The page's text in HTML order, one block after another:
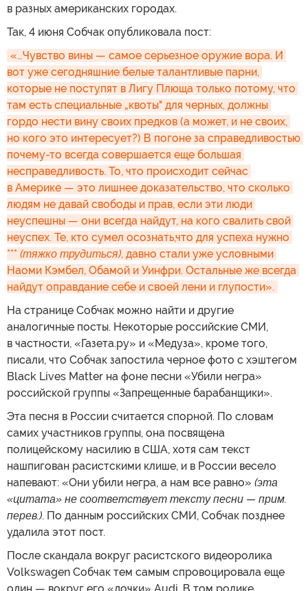
в разных американских городах.
Так, 4 июня Собчак опубликовала пост:
«…Чувство вины — самое серьезное оружие вора. И
вот уже сегодняшние белые талантливые парни,
которые не поступят в Лигу Плюща только потому, что
там есть специальные „квоты" для черных, должны
гордо нести вину своих предков (а может, и не своих,
но кого это интересует?) В погоне за справедливостью
почему-то всегда совершается еще большая
несправедливость. То, что происходит сейчас
в Америке — это лишнее доказательство, что сколько
людям не давай свободы и прав, если эти люди
неуспешны — они всегда найдут, на кого свалить свой
неуспех. Те, кто сумел осознать,что для успеха нужно
*** (тяжко трудиться), давно стали уже условными
Наоми Кэмбел, Обамой и Уинфри. Остальные же всегда
найдут оправдание себе и своей лени и глупости».
На странице Собчак можно найти и другие
аналогичные посты. Некоторые российские СМИ,
в частности, «Газета.ру» и «Медуза», кроме того,
писали, что Собчак запостила черное фото с хэштегом
Black Lives Matter на фоне песни «Убили негра»
российской группы «Запрещенные барабанщики».
Эта песня в России считается спорной. По словам
самих участников группы, она посвящена
полицейскому насилию в США, хотя сам текст
нашпигован расистскими клише, и в России весело
напевают: «Они убили негра, а нам все равно» (эта
«цитата» не соответствует тексту песни — прим.
перев.). По данным российских СМИ, Собчак позднее
удалила этот пост.
После скандала вокруг расистского видеоролика
Volkswagen Собчак тем самым спровоцировала еще